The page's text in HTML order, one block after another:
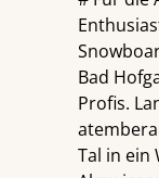
Bad
Profis.
Tal in ein